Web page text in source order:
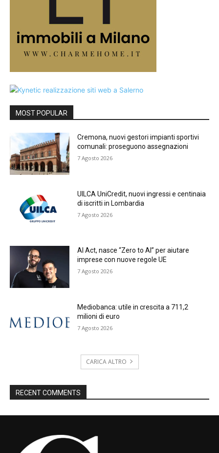
MOST POPULAR
Cremona, nuovi gestori impianti sportivi
comunali: proseguono assegnazioni
7 Agosto 2026
UILCA UniCredit, nuovi ingressi e centinaia
di iscritti in Lombardia
7 Agosto 2026
AI Act, nasce “Zero to AI” per aiutare
imprese con nuove regole UE
7 Agosto 2026
Mediobanca: utile in crescita a 711,2
milioni di euro
7 Agosto 2026
CARICA ALTRO
RECENT COMMENTS